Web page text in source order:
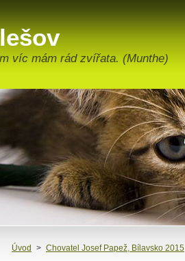
víc mám rád zvířata. (Munthe)
Úvod > Chovatel Josef Papež, Bílavsko 2015